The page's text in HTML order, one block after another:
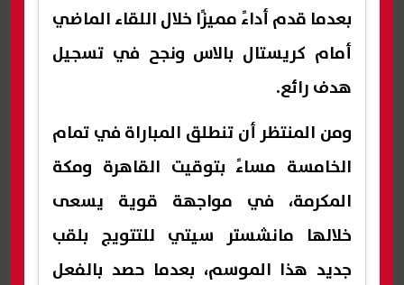
بعدما قدم أداءً مميزًا خلال اللقاء الماضي
أمام كريستال بالاس ونجح في تسجيل
هدف رائع.
ومن المنتظر أن تنطلق المباراة في تمام
الخامسة مساءً بتوقيت القاهرة ومكة
المكرمة، في مواجهة قوية يسعى
خلالها مانشستر سيتي للتتويج بلقب
جديد هذا الموسم، بعدما حصد بالفعل